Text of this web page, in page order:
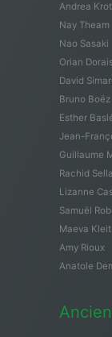
Andrea
Nay Theam
Nao Sasaki
Orian
David
Bruno Boëz
Esther
Jean-
Guillaume
Rachid
Lizanne
Samuël
Maeva Kleit
Amy Rioux
Anatole